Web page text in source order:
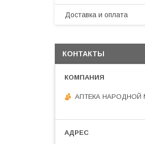
Доставка и оплата
КОНТАКТЫ
АПТЕКА НАРОДНОЙ